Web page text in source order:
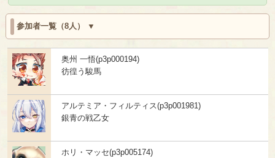
参加者一覧（8人）
奥州 一悟(p3p000194)
彷徨う駿馬
アルテミア・フィルティス(p3p001981)
銀青の戦乙女
ホリ・マッセ(p3p005174)